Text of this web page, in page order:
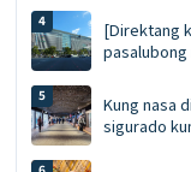
na mga
[Direktang
pasalubong
MING. Ang
Kung nasa
sigurado